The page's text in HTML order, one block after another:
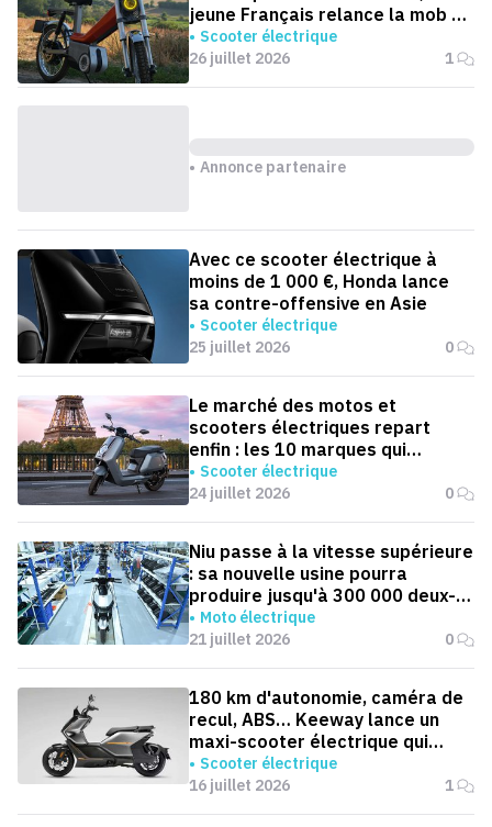
jeune Français relance la mob en
version électrique
Scooter électrique
26 juillet 2026
1
Annonce partenaire
Avec ce scooter électrique à
moins de 1 000 €, Honda lance
sa contre-offensive en Asie
Scooter électrique
25 juillet 2026
0
Le marché des motos et
scooters électriques repart
enfin : les 10 marques qui
dominent la France
Scooter électrique
24 juillet 2026
0
Niu passe à la vitesse supérieure
: sa nouvelle usine pourra
produire jusqu'à 300 000 deux-
roues électriques par an
Moto électrique
21 juillet 2026
0
180 km d'autonomie, caméra de
recul, ABS… Keeway lance un
maxi-scooter électrique qui
défie le BMW CE 04
Scooter électrique
16 juillet 2026
1